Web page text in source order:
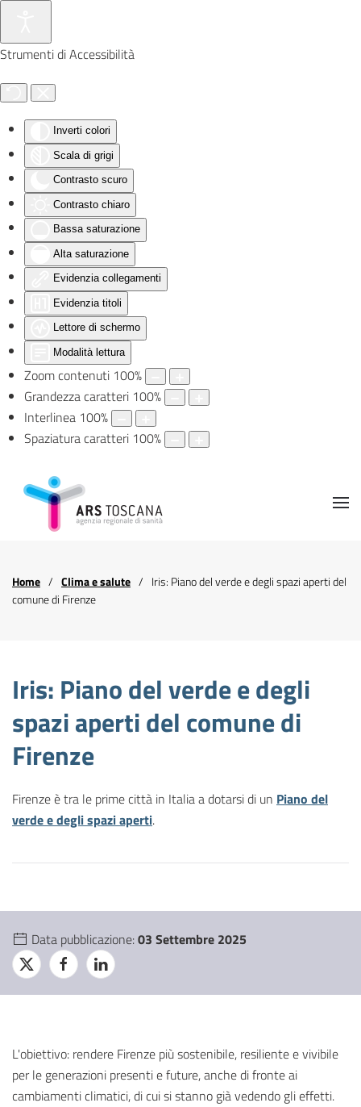
Strumenti di Accessibilità
Inverti colori
Scala di grigi
Contrasto scuro
Contrasto chiaro
Bassa saturazione
Alta saturazione
Evidenzia collegamenti
Evidenzia titoli
Lettore di schermo
Modalità lettura
Zoom contenuti 100%
Grandezza caratteri 100%
Interlinea 100%
Spaziatura caratteri 100%
Skip to main content
Home Clima e salute
Iris: Piano del verde e degli spazi aperti del
comune di Firenze
Iris: Piano del verde e degli
spazi aperti del comune di
Firenze
Firenze è tra le prime città in Italia a dotarsi di un Piano del
verde e degli spazi aperti.
Data pubblicazione:03 Settembre 2025
L'obiettivo: rendere Firenze più sostenibile, resiliente e vivibile
per le generazioni presenti e future, anche di fronte ai
cambiamenti climatici, di cui si stanno già vedendo gli effetti.